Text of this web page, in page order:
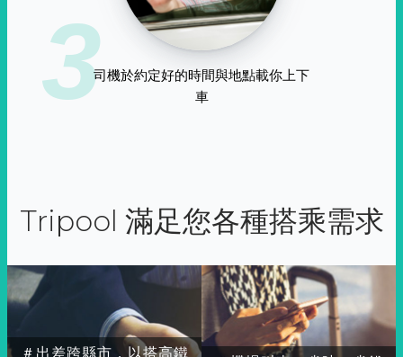
3司機於約定好的時間與地點載你上下
車
Tripool 滿足您各種搭乘需求
＃出差跨縣市，以搭高鐵